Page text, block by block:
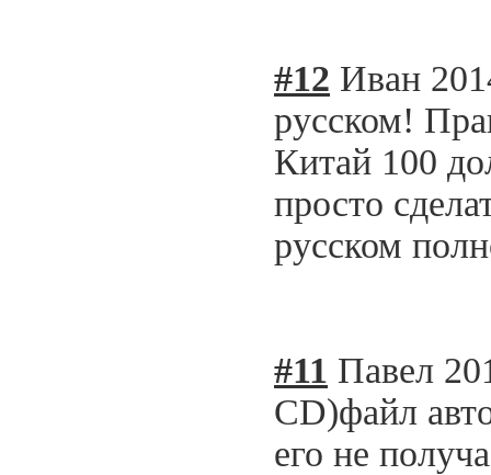
#12 Иван
русском!
Китай 100
просто
русском
#11 Павел
СD)файл
его не